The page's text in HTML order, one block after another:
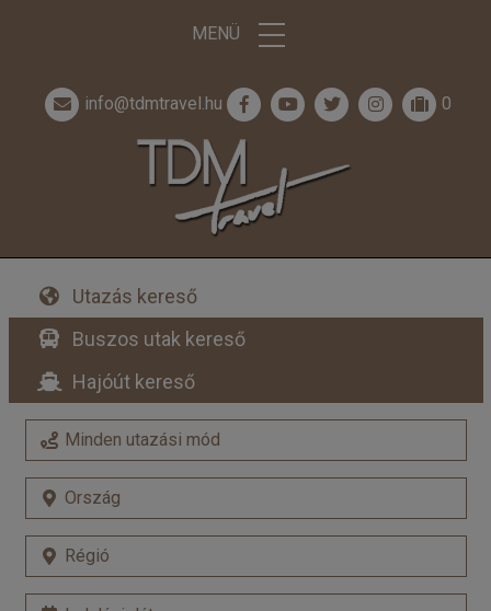
MENÜ
info@tdmtravel.hu 0
Utazás kereső
Buszos utak kereső
Hajóút kereső